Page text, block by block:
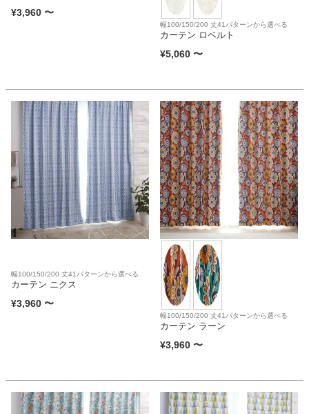
¥3,960 〜
幅100/150/200 丈41パターンから選べる
カーテン ロベルト
¥5,060 〜
幅100/150/200 丈41パターンから選べる
カーテン ニクス
¥3,960 〜
幅100/150/200 丈41パターンから選べる
カーテン ラーン
¥3,960 〜